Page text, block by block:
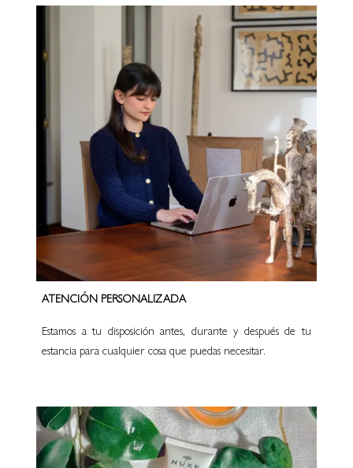
ATENCIÓN PERSONALIZADA
Estamos a tu disposición antes, durante y después de tu
estancia para cualquier cosa que puedas necesitar.